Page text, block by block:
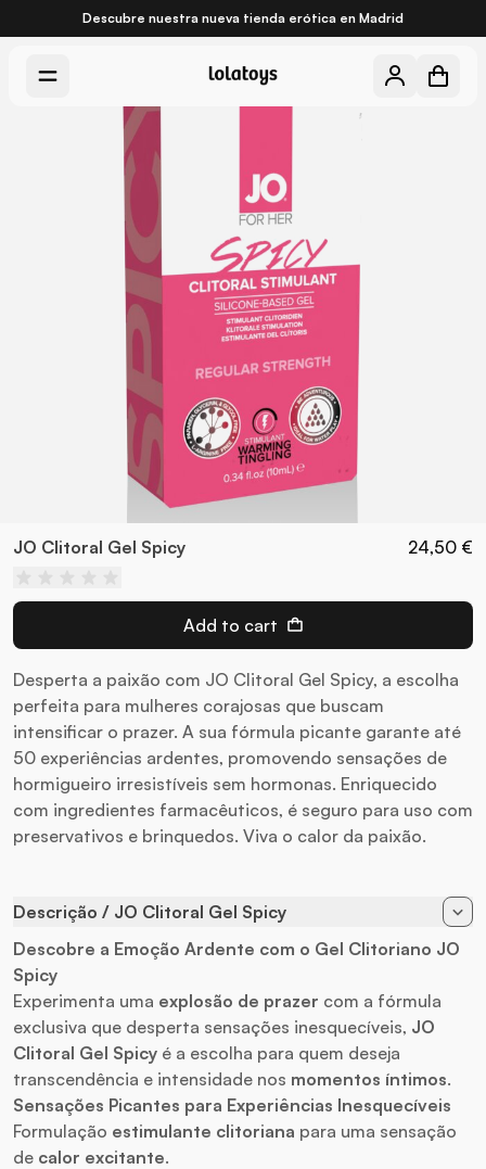
Descubre nuestra nueva tienda erótica en Madrid
JO Clitoral Gel Spicy 24,50 €
Desperta a paixão com JO Clitoral Gel Spicy, a escolha
perfeita para mulheres corajosas que buscam
intensificar o prazer. A sua fórmula picante garante até
50 experiências ardentes, promovendo sensações de
hormigueiro irresistíveis sem hormonas. Enriquecido
com ingredientes farmacêuticos, é seguro para uso com
preservativos e brinquedos. Viva o calor da paixão.
Add to cart
Descrição / JO Clitoral Gel Spicy
Descobre a Emoção Ardente com o Gel Clitoriano JO
Spicy
Experimenta uma explosão de prazer com a fórmula
exclusiva que desperta sensações inesquecíveis, JO
Clitoral Gel Spicy é a escolha para quem deseja
transcendência e intensidade nos momentos íntimos.
Sensações Picantes para Experiências Inesquecíveis
Formulação estimulante clitoriana para uma sensação
de calor excitante.